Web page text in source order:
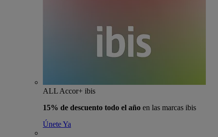
ALL Accor+ ibis
15% de descuento todo el año en las marcas ibis
Únete Ya